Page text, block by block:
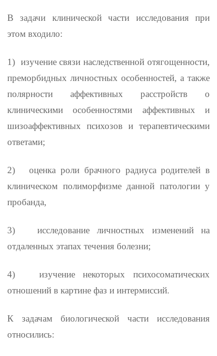
В задачи клинической части исследования при
этом входило:
1) изучение связи наследственной отягощенности,
преморбидных личностных особенностей, а также
полярности аффективных расст­ройств о
клиническими особенностями аффективных и
шизоаффективных психозов и терапевтическими
ответами;
2)
оценка роли брачного радиуса родителей в
клиническом полимор­физме данной патологии у
пробанда,
3)
исследование личностных изменений на
отдаленных этапах течения болезни;
4)
изучение некоторых психосоматических
отношений в картине фаз и интермиссий.
К задачам биологической части исследования
относились: